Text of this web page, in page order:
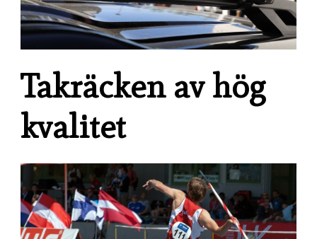
Takräcken av hög
kvalitet